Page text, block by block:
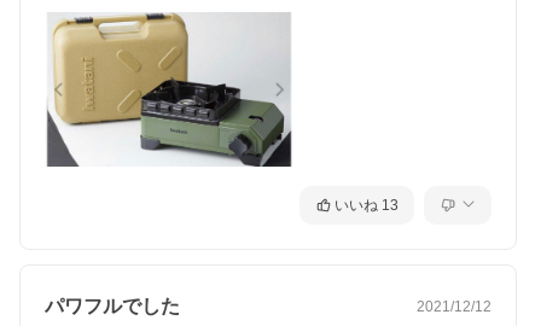
いいね 13
パワフルでした 2021/12/12